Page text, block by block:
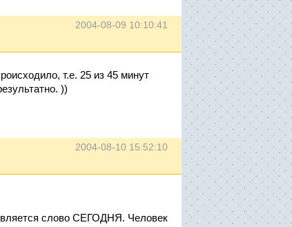
2004-08-09 10:10:41
т.е. 25 из 45 минут
))
2004-08-10 15:52:10
слово СЕГОДНЯ. Человек